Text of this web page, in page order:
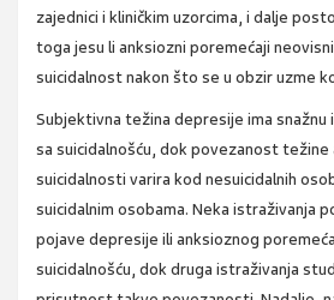
zajednici i kliničkim uzorcima, i dalje
toga jesu li anksiozni poremećaji
suicidalnost nakon što se u obzir uzme
Subjektivna težina depresije ima
sa suicidalnošću, dok povezanost težine
suicidalnosti varira kod nesuicidalnih
suicidalnim osobama. Neka istraživanja
pojave depresije ili anksioznog
suicidalnošću, dok druga istraživanja